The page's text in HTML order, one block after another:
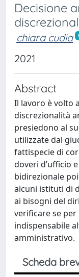
Decisione
chiara cudia
2021
Abstract
Il lavoro è volto
discrezionalità
presiedono al
utilizzate dal
fattispecie di
doveri d’ufficio
bidirezionale
alcuni istituti di
ai bisogni del
verificare se
indispensabile
amministrativo.
Scheda